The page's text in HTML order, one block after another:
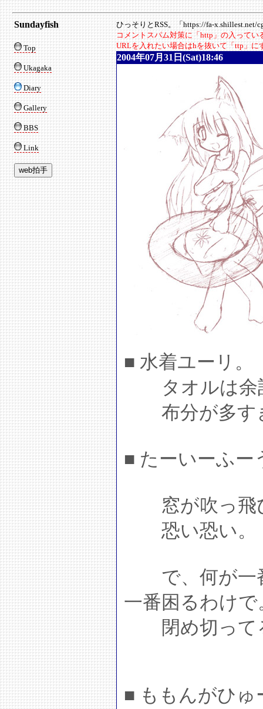
Sundayfish
Top
Ukagaka
Diary
Gallery
BBS
Link
ひっそりとRSS。「https://fa-x.shillest.net/
コメントスパム対策に「http」の入って
URLを入れたい場合はhを抜いて「ttp」に
2004年07月31日(Sat)18:46
■ 水着ユーリ。
タオルは余
布分が多す
■ たーいーふー
窓が吹っ飛
恐い恐い。
で、何が一
一番困るわけで
閉め切って
■ ももんがひゅ